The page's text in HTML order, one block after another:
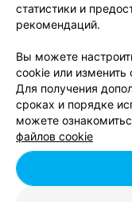
© 2026 ООО «Артокс
статистики и
рекомендаций.
Вы можете
cookie или изменить
Для получения
сроках и порядке
можете
файлов cookie